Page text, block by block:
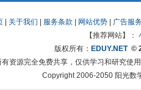
关于我们 服务条款 网站优势
广告服
【推荐网站】：
版权所有： EDUY.NET©
有资源完全免费共享，仅供学习和研究
Copyright 2006-2050 阳光数